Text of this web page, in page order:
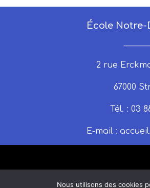
École Notre-
2 rue
67000
Tél. : 03
E-mail :
Nous utilisons des cookies